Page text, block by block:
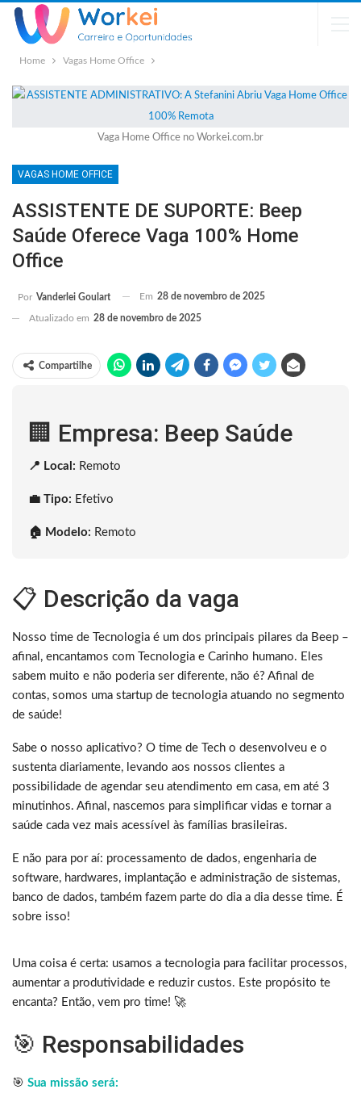
Home Vagas Home Office
Vaga Home Office no Workei.com.br
VAGAS HOME OFFICE
ASSISTENTE DE SUPORTE: Beep
Saúde Oferece Vaga 100% Home
Office
Por Vanderlei Goulart Em 28 de novembro de 2025
Atualizado em 28 de novembro de 2025
Compartilhe
🏢 Empresa: Beep Saúde
📍 Local: Remoto
💼 Tipo: Efetivo
🏠 Modelo: Remoto
📋 Descrição da vaga
Nosso time de Tecnologia é um dos principais pilares da Beep –
afinal, encantamos com Tecnologia e Carinho humano. Eles
sabem muito e não poderia ser diferente, não é? Afinal de
contas, somos uma startup de tecnologia atuando no segmento
de saúde!
Sabe o nosso aplicativo? O time de Tech o desenvolveu e o
sustenta diariamente, levando aos nossos clientes a
possibilidade de agendar seu atendimento em casa, em até 3
minutinhos. Afinal, nascemos para simplificar vidas e tornar a
saúde cada vez mais acessível às famílias brasileiras.
E não para por aí: processamento de dados, engenharia de
software, hardwares, implantação e administração de sistemas,
banco de dados, também fazem parte do dia a dia desse time. É
sobre isso!
Uma coisa é certa: usamos a tecnologia para facilitar processos,
aumentar a produtividade e reduzir custos. Este propósito te
encanta? Então, vem pro time! 🚀
🎯 Responsabilidades
🎯 Sua missão será: